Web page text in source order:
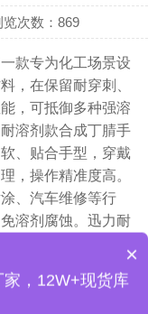
览次数：869
款专为化工场景设
，在保留耐穿刺、
，可抵御多种强溶
溶剂款合成丁腈手
、贴合手型，穿戴
，操作精准度高。
、汽车维修等行
溶剂腐蚀。迅力耐
9612。
×
，12W+现货库